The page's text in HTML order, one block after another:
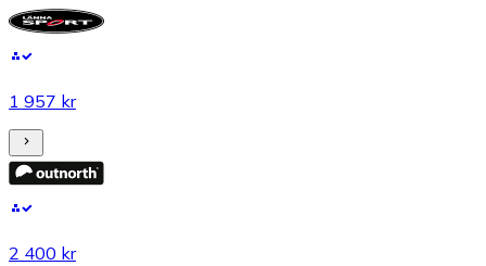
1 957 kr
2 400 kr